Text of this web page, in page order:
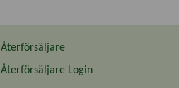
Återförsäljare
Återförsäljare Login